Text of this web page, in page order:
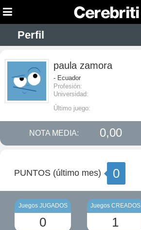
Perfil
paula zamora
- Ecuador
Profesión:
Universidad:
Último juego:
NOTA MEDIA: 0,00
PUNTOS (último mes) 0
Juegos JUGADOS
0
Juegos CREADOS
1